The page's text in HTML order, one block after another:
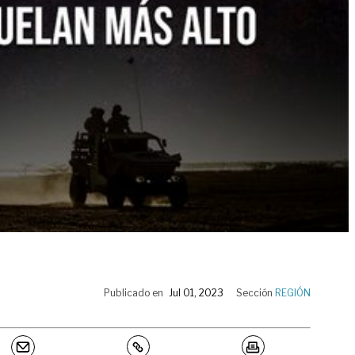
Publicado en Jul 01, 2023 Sección REGIÓN